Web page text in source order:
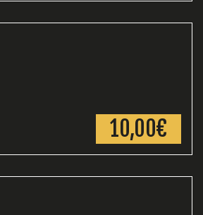
10,00€